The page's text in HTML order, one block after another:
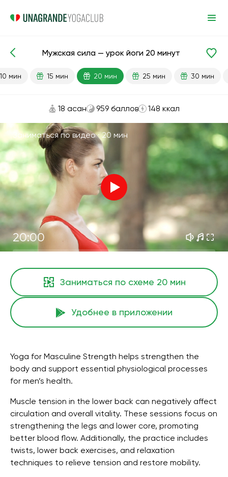
Готовые уроки Секс
Мужская сила — урок йоги 20 минут
10 мин 15 мин 20 мин 25 мин 30 мин
18 асан 959 баллов 148 ккал
Заниматься по видео ·20 мин
20:00
Заниматься по схеме 20 мин
Удобнее в приложении
Yoga for Masculine Strength helps strengthen the
body and support essential physiological processes
for men’s health.
Muscle tension in the lower back can negatively affect
circulation and overall vitality. These sessions focus on
strengthening the legs and lower core, promoting
better blood flow. Additionally, the practice includes
twists, lower back exercises, and relaxation
techniques to relieve tension and restore mobility.